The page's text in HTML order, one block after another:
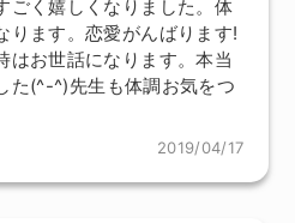
ごく嬉しくなりました。体
ります。恋愛がんばります!
はお世話になります。本当
た(^-^)先生も体調お気をつ
2019/04/17